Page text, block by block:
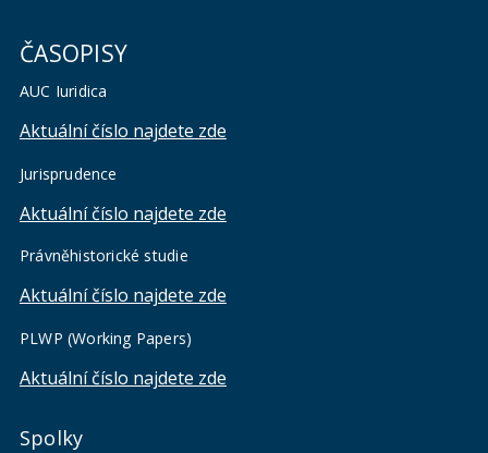
ČASOPISY
AUC Iuridica
Aktuální číslo najdete zde
Jurisprudence
Aktuální číslo najdete zde
Právněhistorické studie
Aktuální číslo najdete zde
PLWP (Working Papers)
Aktuální číslo najdete zde
Spolky